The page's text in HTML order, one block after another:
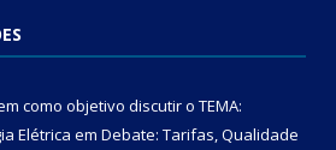
como objetivo discutir o TEMA:
Elétrica em Debate: Tarifas, Qualidade